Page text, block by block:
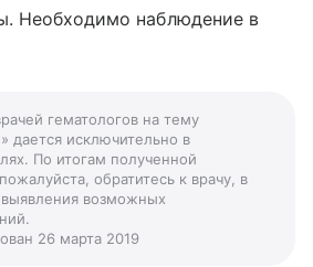
Необходимо наблюдение в
гематологов на тему
дается исключительно в
По итогам полученной
обратитесь к врачу, в
возможных
26 марта 2019